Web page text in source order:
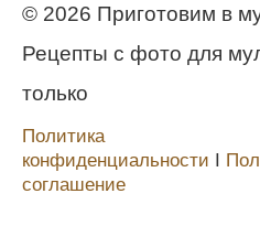
© 2026 Приготовим в
Рецепты с фото для
только
Политика
конфиденциальности Ι
соглашение